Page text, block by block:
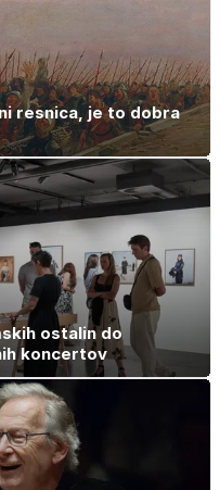
resnica, je to dobra
ostalin do
koncertov